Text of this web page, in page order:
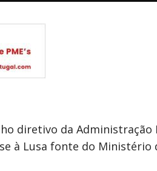
diretivo da Administração
à Lusa fonte do Ministério